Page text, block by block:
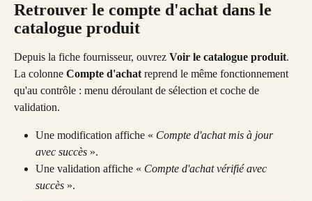
Retrouver le compte d'achat dans le
catalogue produit
Depuis la fiche fournisseur, ouvrez Voir le catalogue produit.
La colonne Compte d'achat reprend le même fonctionnement
qu'au contrôle : menu déroulant de sélection et coche de
validation.
Une modification affiche « Compte d'achat mis à jour
avec succès ».
Une validation affiche « Compte d'achat vérifié avec
succès ».